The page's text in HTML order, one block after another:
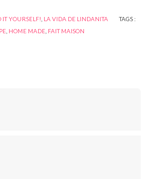
IT YOURSELF! LA VIDA DE LINDANITA
TAGS :
HOME MADE FAIT MAISON